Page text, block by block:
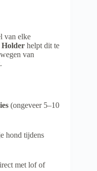
van elke
Holder helpt dit te
van
(ongeveer 5–10
hond tijdens
met lof of